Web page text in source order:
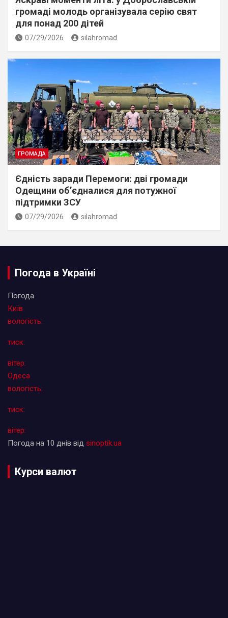
громаді молодь організувала серію свят
для понад 200 дітей
07/29/2026 silahromad
ГРОМАДА
Єдність заради Перемоги: дві громади
Одещини об’єдналися для потужної
підтримки ЗСУ
07/29/2026 silahromad
Погода в Україні
Погода
Київ
вологість:
тиск:
вітер:
Одеса
вологість:
тиск:
вітер:
Погода на 10 днів від sinoptik.ua
Курси валют